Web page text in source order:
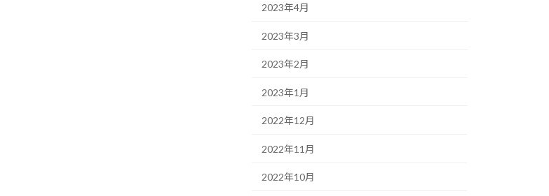
2023年4月
2023年3月
2023年2月
2023年1月
2022年12月
2022年11月
2022年10月